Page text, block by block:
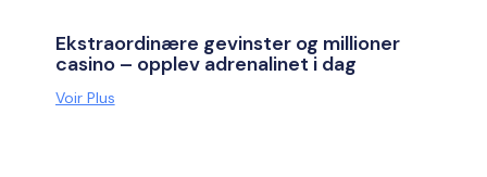
Ekstraordinære gevinster og millioner
casino – opplev adrenalinet i dag
Voir Plus